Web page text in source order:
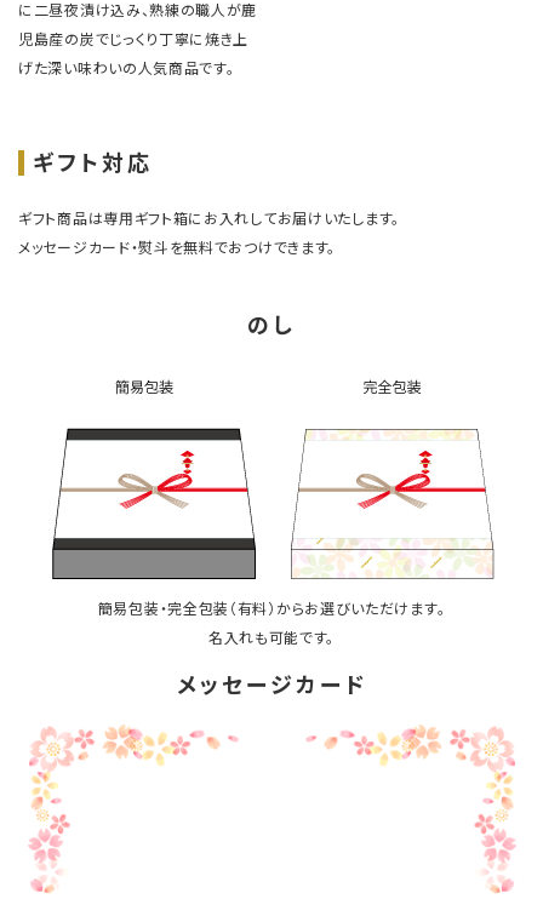
に二昼夜漬け込み、熟練の職人が鹿
児島産の炭でじっくり丁寧に焼き上
げた深い味わいの人気商品です。
ギフト対応
ギフト商品は専用ギフト箱にお入れしてお届けいたします。
メッセージカード・熨斗を無料でおつけできます。
メッセージカード
のし
簡易包装・完全包装（有料）からお選びいただけます。
名入れも可能です。